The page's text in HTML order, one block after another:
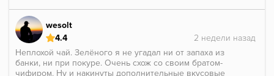
wesolt
4.4
Неплохой чай. Зелёного я не угадал ни от запаха из
банки, ни при покуре. Очень схож со своим братом-
чифиром. Ну и накинуты дополнительные вкусовые